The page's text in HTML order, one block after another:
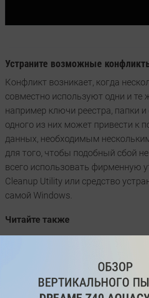
Устраните возможные
Конфликт возникает, когда
совместно используют одни и те
например ключи реестра, папки
одного из них может привести к
данных, необходимым
для того, чтобы подобный сбой
всего использовать фирменную
Cleanup Utility или средство
самой Windows.
Читайте также
server addr: как решить
Как убрать надпись